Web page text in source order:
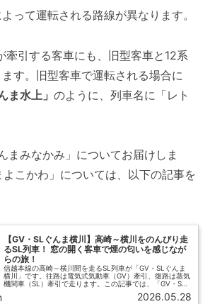
って運転される路線が異なります。
牽引する客車にも、旧型客車と12系
す。旧型客車で運転される場合に
ま水上」 のように、列車名に「レト
まみなかみ」についてお届けしま
こかわ」については、以下の記事を
【GV・SLぐんま横川】高崎～横川をのんびり走
るSL列車！ 窓の開く客車で煙の匂いを感じなが
らの旅！
信越本線の高崎～横川間を走るSL列車が「GV・SLぐんま
横川」です。往路は電気式気動車（GV）牽引、復路は蒸気
機関車（SL）牽引で走ります。この記事では、「GV・SL
ぐんま横川」の概要、指定席の予約方法、おすすめの座席
に加えて、旧型客車で運転された「EL/SLレトロぐんま横
2026.05.28